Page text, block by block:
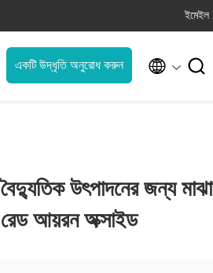
একটি উদ্ধৃতি অনুরোধ করুন  
বৈদ্যুতিক উৎপাদনের জন্য
রেড আয়রন অক্সাইড